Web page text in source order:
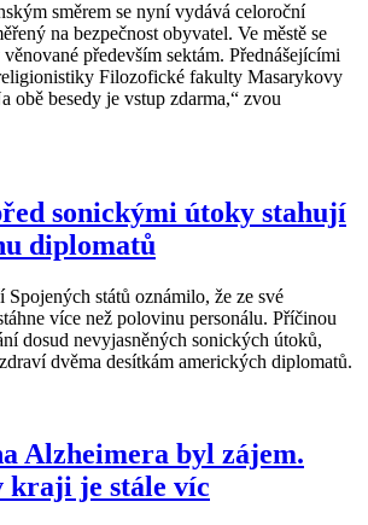
směrem se nyní vydává celoroční
na bezpečnost obyvatel. Ve městě se
především sektám. Přednášejícími
Filozofické fakulty Masarykovy
obě besedy je vstup zdarma,“ zvou
sonickými útoky stahují
diplomatů
států oznámilo, že ze své
více než polovinu personálu. Příčinou
dosud nevyjasněných sonických útoků,
dvěma desítkám amerických diplomatů.
Alzheimera byl zájem.
kraji je stále víc